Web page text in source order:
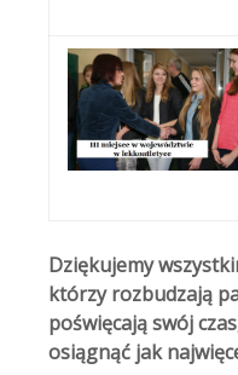
Dziękujemy
którzy rozbudzają
poświęcają swój
osiągnąć jak